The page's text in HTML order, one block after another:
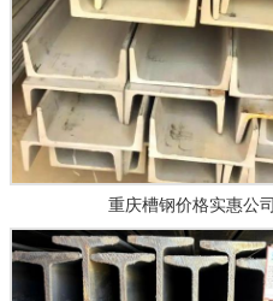
重庆槽钢价格实惠公司